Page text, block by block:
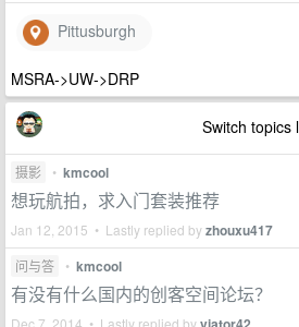
Pittusburgh
MSRA->UW->DRP
Switch topics
摄影 • kmcool
想玩航拍，求入门套装推荐
Jan 12, 2015 • Lastly replied byzhouxu417
问与答 • kmcool
有没有什么国内的创客空间论坛？
Dec 7, 2014 • Lastly replied by